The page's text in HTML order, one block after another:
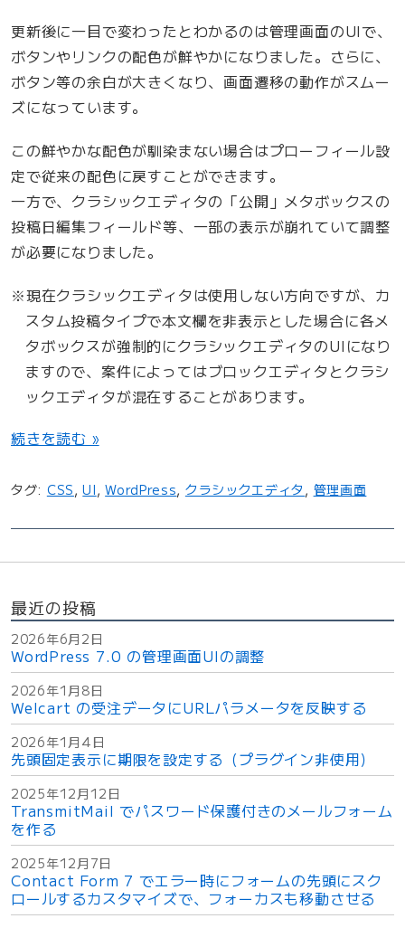
更新後に一目で変わったとわかるのは管理画面のUIで、
ボタンやリンクの配色が鮮やかになりました。さらに、
ボタン等の余白が大きくなり、画面遷移の動作がスムー
ズになっています。
この鮮やかな配色が馴染まない場合はプローフィール設
定で従来の配色に戻すことができます。
一方で、クラシックエディタの「公開」メタボックスの
投稿日編集フィールド等、一部の表示が崩れていて調整
が必要になりました。
※現在クラシックエディタは使用しない方向ですが、カ
スタム投稿タイプで本文欄を非表示とした場合に各メ
タボックスが強制的にクラシックエディタのUIになり
ますので、案件によってはブロックエディタとクラシ
ックエディタが混在することがあります。
“
o
r
d
r
s
s
7
.
0
の
管
理
画
面
U
I
の
調
整
続きを読む »
タグ: CSS,UI,WordPress, クラシックエディタ , 管理画面
最近の投稿
2026年6月2日
WordPress 7.0 の管理画面UIの調整
2026年1月8日
Welcart の受注データにURLパラメータを反映する
2026年1月4日
先頭固定表示に期限を設定する（プラグイン非使用）
2025年12月12日
TransmitMail でパスワード保護付きのメールフォーム
を作る
2025年12月7日
Contact Form 7 でエラー時にフォームの先頭にスク
ロールするカスタマイズで、フォーカスも移動させる